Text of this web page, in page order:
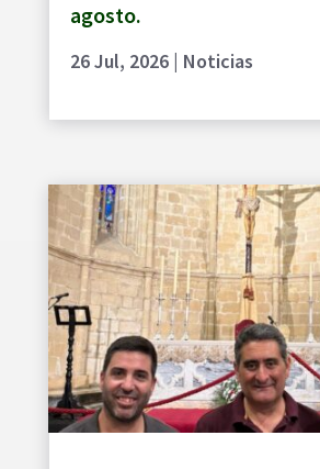
agosto.
26 Jul, 2026| Noticias